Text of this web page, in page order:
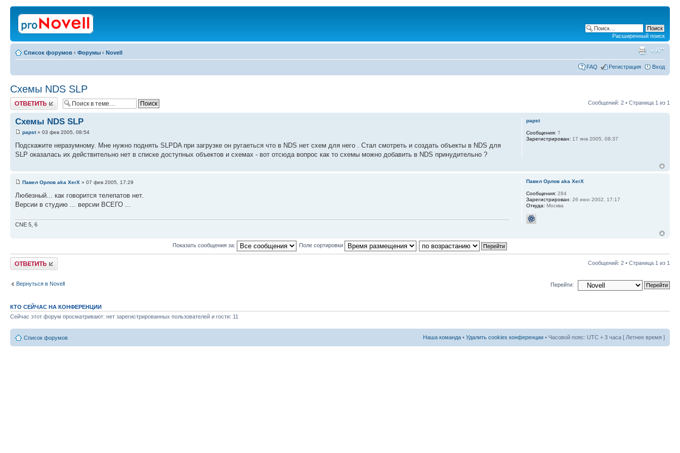
Расширенный поиск
Список форумов ‹ Форумы ‹ Novell
FAQ Регистрация Вход
Схемы NDS SLP
Ответить Сообщений: 2 • Страница 1 из 1
Схемы NDS SLP
papst» 03 фев 2005, 08:54
Подскажите неразумному. Мне нужно поднять SLPDA при загрузке он ругаеться что в NDS нет схем для него . Стал смотреть и создать объекты в NDS для
SLP оказалась их действительно нет в списке доступных объектов и схемах - вот отсюда вопрос как то схемы можно добавить в NDS принудительно ?
papst
Сообщения: 7
Зарегистрирован: 17 янв 2005, 08:37
Павел Орлов aka XerX » 07 фев 2005, 17:29
Любезный... как говорится телепатов нет.
Версии в студию ... версии ВСЕГО ...
CNE 5, 6
Павел Орлов aka XerX
Сообщения: 284
Зарегистрирован: 26 июн 2002, 17:17
Откуда: Москва
Показать сообщения за: Поле сортировки
Ответить Сообщений: 2 • Страница 1 из 1
Вернуться в Novell Перейти:
КТО СЕЙЧАС НА КОНФЕРЕНЦИИ
Сейчас этот форум просматривают: нет зарегистрированных пользователей и гости: 11
Список форумов Наша команда • Удалить cookies конференции • Часовой пояс: UTC + 3 часа [ Летнее время ]